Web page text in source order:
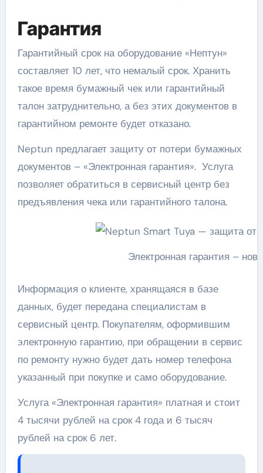
Гарантия
Гарантийный срок на оборудование «Нептун»
составляет 10 лет, что немалый срок. Хранить
такое время бумажный чек или гарантийный
талон затруднительно, а без этих документов в
гарантийном ремонте будет отказано.
Neptun предлагает защиту от потери бумажных
документов – «Электронная гарантия». Услуга
позволяет обратиться в сервисный центр без
предъявления чека или гарантийного талона.
Электронная гарантия –
Информация о клиенте, хранящаяся в базе
данных, будет передана специалистам в
сервисный центр. Покупателям, оформившим
электронную гарантию, при обращении в сервис
по ремонту нужно будет дать номер телефона
указанный при покупке и само оборудование.
Услуга «Электронная гарантия» платная и стоит
4 тысячи рублей на срок 4 года и 6 тысяч
рублей на срок 6 лет.